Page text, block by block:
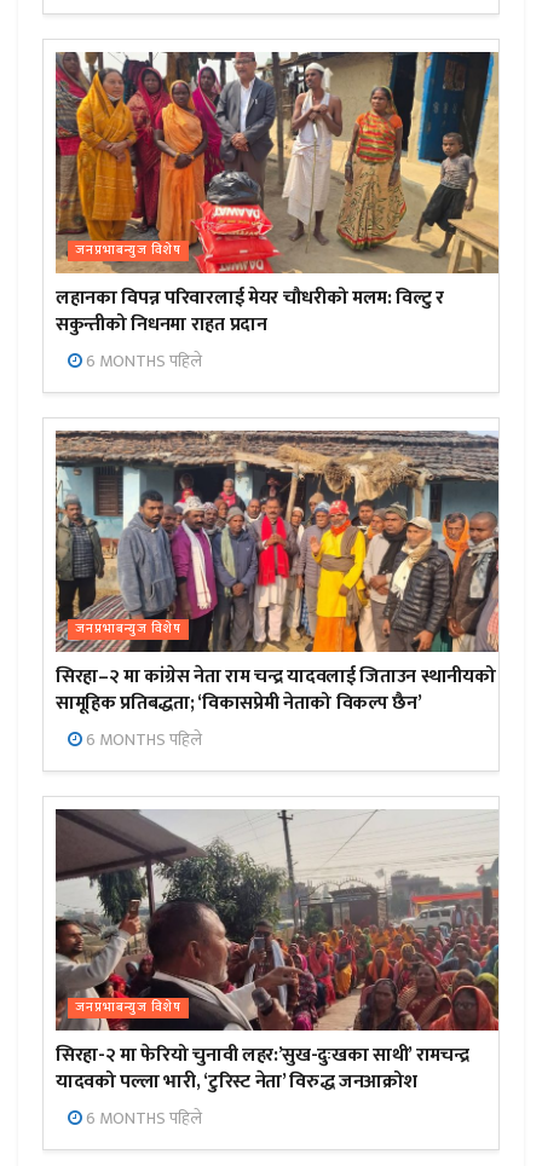
जनप्रभाबन्युज विशेष
लहानका विपन्न परिवारलाई मेयर चौधरीको मलम: विल्टु र
सकुन्तीको निधनमा राहत प्रदान
6 MONTHS पहिले
जनप्रभाबन्युज विशेष
सिरहा–२ मा कांग्रेस नेता राम चन्द्र यादवलाई जिताउन स्थानीयको
सामूहिक प्रतिबद्धता; ‘विकासप्रेमी नेताको विकल्प छैन’
6 MONTHS पहिले
जनप्रभाबन्युज विशेष
सिरहा-२ मा फेरियो चुनावी लहर:’सुख-दुःखका साथी’ रामचन्द्र
यादवको पल्ला भारी, ‘टुरिस्ट नेता’ विरुद्ध जनआक्रोश
6 MONTHS पहिले